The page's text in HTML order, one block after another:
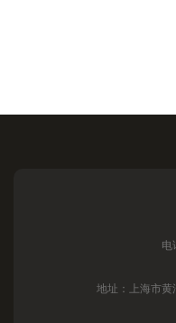
电
地址：上海市